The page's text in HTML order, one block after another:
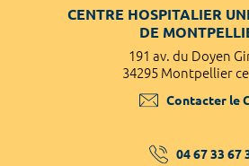
CENTRE HOSPITALIER
DE
191 av. du Doyen
34295 Montpellier
Contacter le
04 67 33 67